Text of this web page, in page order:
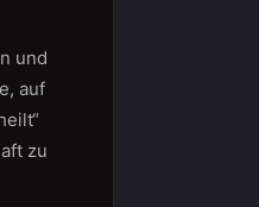
und
auf
zu